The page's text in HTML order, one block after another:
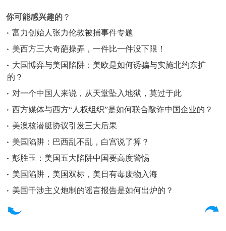
你可能感兴趣的 ？
富力创始人张力伦敦被捕事件专题
美西方三大奇葩操弄，一件比一件没下限！
大国博弈与美国陷阱：美欧是如何诱骗与实施北约东扩
的？
对一个中国人来说，从天堂坠入地狱，莫过于此
西方媒体与西方“人权组织”是如何联合敲诈中国企业的？
美澳核潜艇协议引发三大后果
美国陷阱：巴西乱不乱，白宫说了算？
彭胜玉：美国五大陷阱中国要高度警惕
美国陷阱，美国双标，美日有毒废物入海
美国干涉主义炮制的谣言报告是如何出炉的？